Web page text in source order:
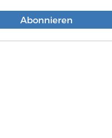
Abonnieren